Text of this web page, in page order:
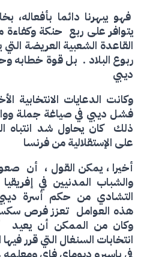
فهو يبهرنا دائما بأفعاله،
يتوافر على ربع حنكة
القاعدة الشعبية العريضة
ربوع البلاد . بل قوة خطابه
ديبي
وكانت الدعايات الانتخابية
فشل ديبي في صياغة جملة
ذلك كان يحاول شد انتباه
على الإستقلالية من فرنسا
أخيرا ، يمكن القول ، أن
والشباب المدنيين في
التشادي من حكم أسرة
هذه العوامل تعزز فرص
وكان من الممكن أن يعيد
انتخابات السنغال التي قرر
في باسيرو ديوماي فاي